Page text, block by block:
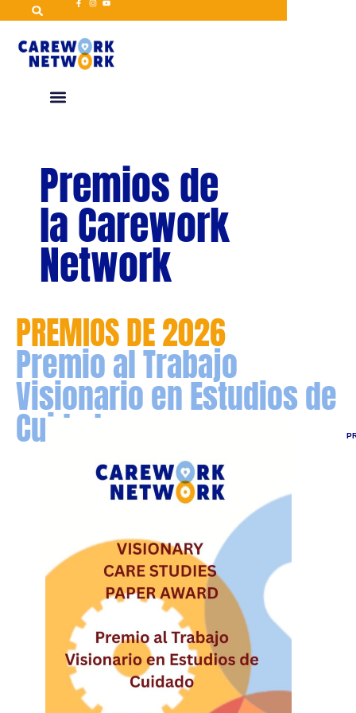
Premios de
la Carework
Network
PREMIOS DE 2026
Premio al Trabajo
Visionario en Estudios de
Cuidado